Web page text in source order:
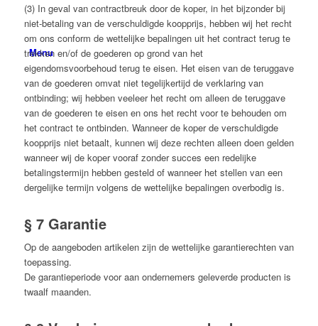
Menu
(3) In geval van contractbreuk door de koper, in het bijzonder bij
niet-betaling van de verschuldigde koopprijs, hebben wij het recht
om ons conform de wettelijke bepalingen uit het contract terug te
trekken en/of de goederen op grond van het
eigendomsvoorbehoud terug te eisen. Het eisen van de teruggave
van de goederen omvat niet tegelijkertijd de verklaring van
ontbinding; wij hebben veeleer het recht om alleen de teruggave
van de goederen te eisen en ons het recht voor te behouden om
het contract te ontbinden. Wanneer de koper de verschuldigde
koopprijs niet betaalt, kunnen wij deze rechten alleen doen gelden
wanneer wij de koper vooraf zonder succes een redelijke
betalingstermijn hebben gesteld of wanneer het stellen van een
dergelijke termijn volgens de wettelijke bepalingen overbodig is.
§ 7 Garantie
Op de aangeboden artikelen zijn de wettelijke garantierechten van
toepassing.
De garantieperiode voor aan ondernemers geleverde producten is
twaalf maanden.